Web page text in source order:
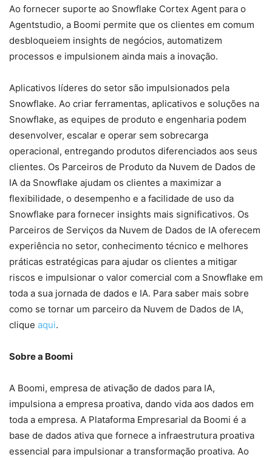
Ao fornecer suporte ao Snowflake Cortex Agent para o
Agentstudio, a Boomi permite que os clientes em comum
desbloqueiem insights de negócios, automatizem
processos e impulsionem ainda mais a inovação.
Aplicativos líderes do setor são impulsionados pela
Snowflake. Ao criar ferramentas, aplicativos e soluções na
Snowflake, as equipes de produto e engenharia podem
desenvolver, escalar e operar sem sobrecarga
operacional, entregando produtos diferenciados aos seus
clientes. Os Parceiros de Produto da Nuvem de Dados de
IA da Snowflake ajudam os clientes a maximizar a
flexibilidade, o desempenho e a facilidade de uso da
Snowflake para fornecer insights mais significativos. Os
Parceiros de Serviços da Nuvem de Dados de IA oferecem
experiência no setor, conhecimento técnico e melhores
práticas estratégicas para ajudar os clientes a mitigar
riscos e impulsionar o valor comercial com a Snowflake em
toda a sua jornada de dados e IA. Para saber mais sobre
como se tornar um parceiro da Nuvem de Dados de IA,
clique aqui.
Sobre a Boomi
A Boomi, empresa de ativação de dados para IA,
impulsiona a empresa proativa, dando vida aos dados em
toda a empresa. A Plataforma Empresarial da Boomi é a
base de dados ativa que fornece a infraestrutura proativa
essencial para impulsionar a transformação proativa. Ao